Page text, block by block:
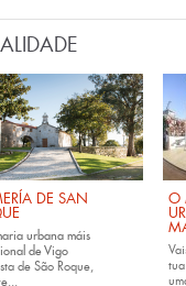
DE SAN
urbana máis
de Vigo
de São Roque,
O